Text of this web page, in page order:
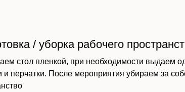
/ уборка рабочего
стол пленкой, при необходимости выдаем
и перчатки. После мероприятия убираем за